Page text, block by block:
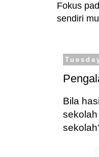
Fokus
sendiri
Bila